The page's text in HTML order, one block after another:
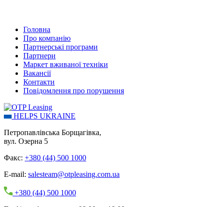
Головна
Про компанію
Партнерські програми
Партнери
Маркет вживаної техніки
Вакансії
Контакти
Повідомлення про порушення
HELPS UKRAINE
Петропавлівська Борщагівка,
вул. Озерна 5
Факс: +380 (44) 500 1000
E-mail: salesteam@otpleasing.com.ua
+380 (44) 500 1000